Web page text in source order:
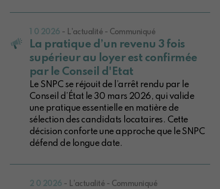
1 0 2026 - L'actualité - Communiqué
La pratique d’un revenu 3 fois
supérieur au loyer est confirmée
par le Conseil d'Etat
Le SNPC se réjouit de l’arrêt rendu par le
Conseil d’État le 30 mars 2026, qui valide
une pratique essentielle en matière de
sélection des candidats locataires. Cette
décision conforte une approche que le SNPC
défend de longue date.
2 0 2026 - L'actualité - Communiqué